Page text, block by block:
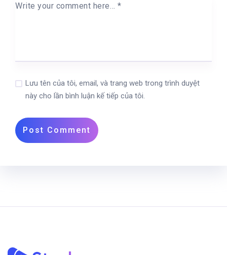
Write your comment here… *
Lưu tên của tôi, email, và trang web trong trình duyệt
này cho lần bình luận kế tiếp của tôi.